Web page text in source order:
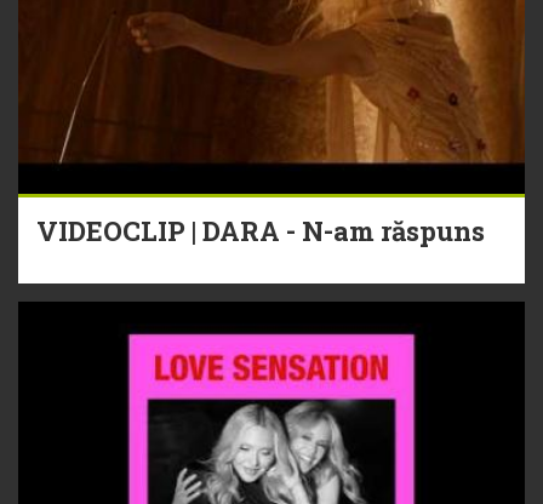
VIDEOCLIP | DARA - N-am răspuns